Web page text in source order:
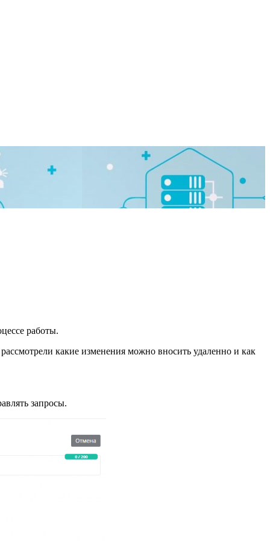
работы.
какие изменения можно вносить удаленно и как
запросы.